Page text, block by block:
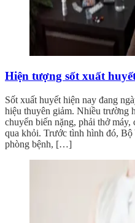
Hiện tượng sốt xuất
Sốt xuất huyết hiện nay đang
hiệu thuyên giảm. Nhiều trường
chuyển biến nặng, phải thở
qua khỏi. Trước tình hình đó, Bộ
phòng bệnh, […]